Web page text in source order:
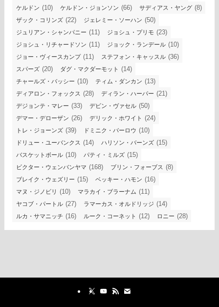
ケルドン (10) ケルドン・ジョンソン (66) サディアス・ヤング (8)
ザック・コリンズ (22) ジェレミー・ソーハン (50)
ジュリアン・シャンパニー (11) ジョシュ・プリモ (23)
ジョシュ・リチャードソン (11) ジョック・ランデール (10)
ジョー・ヴィースカンプ(11) ステフォン・キャッスル (36)
スパーズ (20) ダグ・マクダーモット (14)
チャールズ・バッシー (10) ティム・ダンカン (13)
ディアロン・フォックス (28) ディラン・ハーパー (21)
デジョンテ・マレー (33) デビン・ヴァセル (50)
デマー・デローザン (26) デリック・ホワイト (24)
トレ・ジョーンズ (39) ドミニク・バーロウ (10)
ドリュー・ユーバンクス (14) ハリソン・バーンズ (15)
バスケットボール (10) パティ・ミルズ (15)
ビクター・ウェンバンヤマ (168) ブリン・フォーブス (8)
ブレイク・ウェズリー (15) ベッキー・ハモン (16)
マヌ・ジノビリ (10) マラカイ・ブラーナム (11)
ヤコブ・パートル (27) ラマーカス・オルドリッジ (14)
ルカ・サマニッチ (16) ルーク・コーネット (12) ロニー (28)